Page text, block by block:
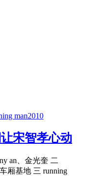
man2010
宋智孝心动
an、金光奎 二
厢基地 三 running